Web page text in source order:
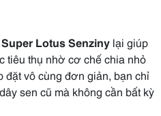
Super Lotus Senziny lại giúp
thụ nhờ cơ chế chia nhỏ
đặt vô cùng đơn giản, bạn chỉ
sen cũ mà không cần bất kỳ